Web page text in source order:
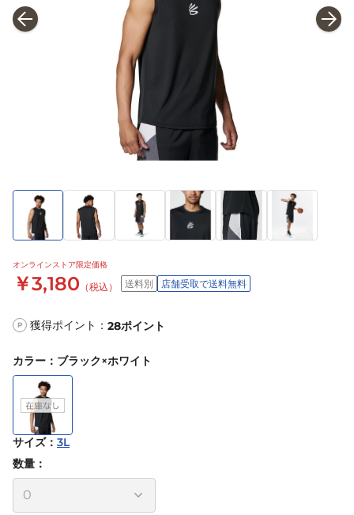
オンラインストア限定価格
￥3,180 （税込） 送料別 店舗受取で送料無料
P 獲得ポイント： 28ポイント
カラー ： ブラック×ホワイト
サイズ： 3L
数量：